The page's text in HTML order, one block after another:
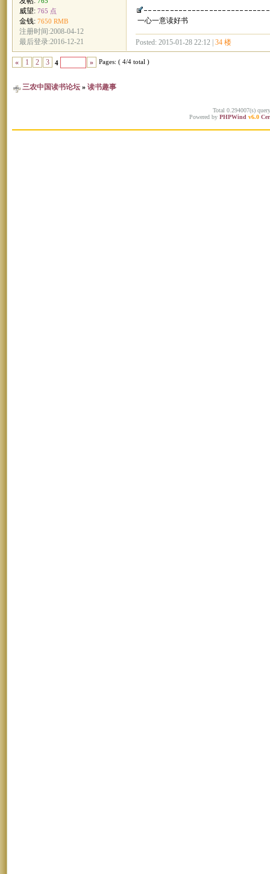
威望: 765 点
金钱: 7650 RMB
注册时间:2008-04-12
最后登录:2016-12-21
一心一意读好书
Posted: 2015-01-28 22:12 | 34 楼
« 1 2 3 4 » Pages: ( 4/4 total )
三农中国读书论坛 » 读书趣事
Total 0.294007(s)
Powered by PHPWind v6.0